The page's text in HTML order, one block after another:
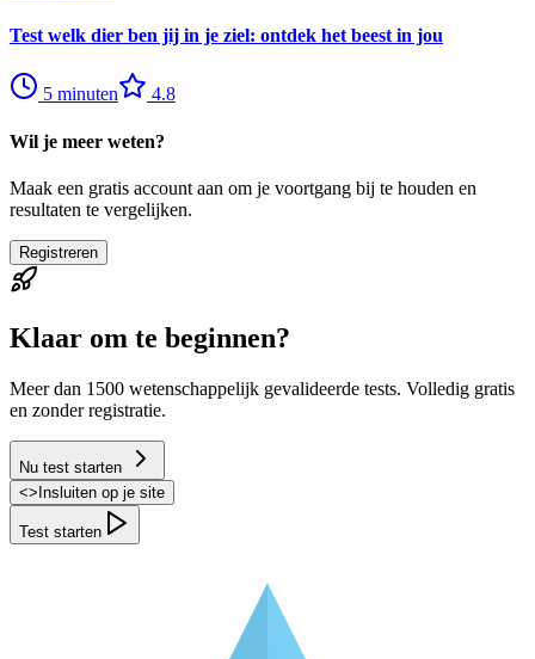
Test welk dier ben jij in je ziel: ontdek het beest in jou
5 minuten 4.8
Wil je meer weten?
Maak een gratis account aan om je voortgang bij te houden en
resultaten te vergelijken.
Registreren
Klaar om te beginnen?
Meer dan 1500 wetenschappelijk gevalideerde tests. Volledig gratis
en zonder registratie.
Nu test starten
<>Insluiten op je site
Test starten